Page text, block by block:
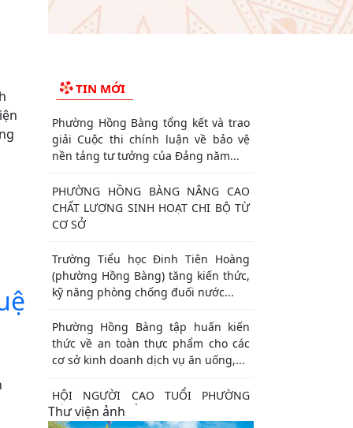
TIN MỚI
Phường Hồng Bàng tổng kết và trao
giải Cuộc thi chính luận về bảo vệ
nền tảng tư tưởng của Đảng năm...
PHƯỜNG HỒNG BÀNG NÂNG CAO
CHẤT LƯỢNG SINH HOẠT CHI BỘ TỪ
CƠ SỞ
Trường Tiểu học Đinh Tiên Hoàng
(phường Hồng Bàng) tăng kiến thức,
kỹ năng phòng chống đuối nước...
Phường Hồng Bàng tập huấn kiến
thức về an toàn thực phẩm cho các
cơ sở kinh doanh dịch vụ ăn uống,...
HỘI NGƯỜI CAO TUỔI PHƯỜNG
HỒNG BÀNG TỔ CHỨC HỘI NGHỊ SƠ
Thư viện ảnh